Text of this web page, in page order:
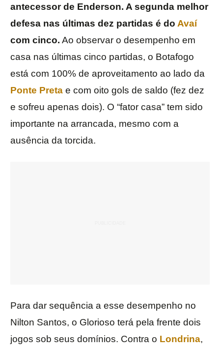
antecessor de Enderson. A segunda melhor
defesa nas últimas dez partidas é do Avaí
com cinco. Ao observar o desempenho em
casa nas últimas cinco partidas, o Botafogo
está com 100% de aproveitamento ao lado da
Ponte Preta e com oito gols de saldo (fez dez
e sofreu apenas dois). O “fator casa” tem sido
importante na arrancada, mesmo com a
ausência da torcida.
Para dar sequência a esse desempenho no
Nilton Santos, o Glorioso terá pela frente dois
jogos sob seus domínios. Contra o Londrina,